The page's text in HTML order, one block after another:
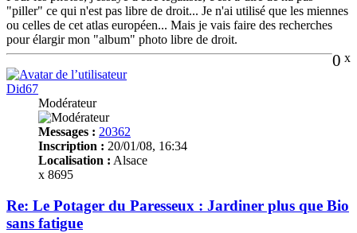
"piller" ce qui n'est pas libre de droit... Je n'ai utilisé que les miennes
ou celles de cet atlas européen... Mais je vais faire des recherches
pour élargir mon "album" photo libre de droit.
0 x
Did67
Modérateur
Messages : 20362
Inscription : 20/01/08, 16:34
Localisation : Alsace
x 8695
Re: Le Potager du Paresseux : Jardiner plus que Bio
sans fatigue